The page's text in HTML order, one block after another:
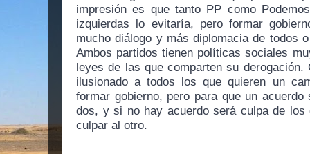
impresión es que tanto PP como
izquierdas lo evitaría, pero formar
mucho diálogo y más diplomacia de todos
Ambos partidos tienen políticas sociales
leyes de las que comparten su derogación.
ilusionado a todos los que quieren un
formar gobierno, pero para que un
dos, y si no hay acuerdo será culpa de
culpar al otro.